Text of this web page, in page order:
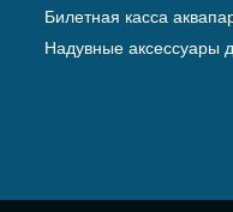
Билетная касса
Надувные аксессуары